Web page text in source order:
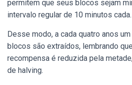
permitem que seus blocos sejam
intervalo regular de 10 minutos cada.
Desse modo, a cada quatro anos
blocos são extraídos, lembrando
recompensa é reduzida pela
de halving.